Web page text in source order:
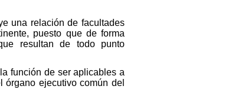
una relación de facultades
puesto que de forma
resultan de todo punto
función de ser aplicables a
ejecutivo común del